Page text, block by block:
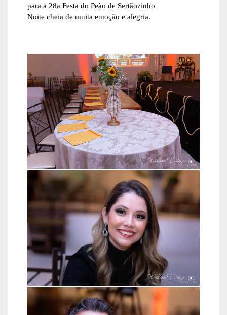
para a 28a Festa do Peão de Sertãozinho
Noite cheia de muita emoção e alegria.